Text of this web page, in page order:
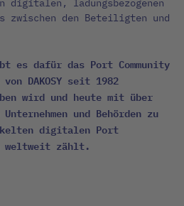
digitalen, ladungsbezogenen
zwischen den Beteiligten und
es dafür das Port Community
DAKOSY seit 1982
wird und heute mit über
und Behörden zu
digitalen Port
weltweit zählt.